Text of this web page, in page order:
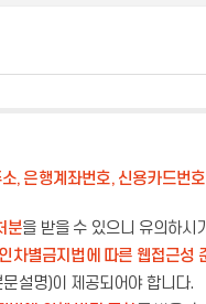
, 은행계좌번호, 신용카드번
분을 받을 수 있으니 유의하시
차별금지법에 따른 웹접근성
설명)이 제공되어야 합니다.